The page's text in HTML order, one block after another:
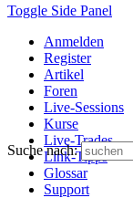
Toggle Side Panel
Anmelden
Register
Artikel
Foren
Live-Sessions
Kurse
Live-Trades
Link-Tipps
Glossar
Support
Suche nach: